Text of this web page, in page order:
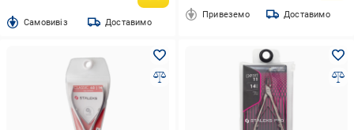
Cамовивіз Доставимо
Привеземо Доставимо